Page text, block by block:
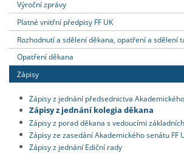
Výroční zprávy
Platné vnitřní předpisy FF UK
Rozhodnutí a sdělení děkana, opatření a sdělení
Opatření děkana
Zápisy
Zápisy z jednání předsednictva
Zápisy z jednání kolegia děkana
Zápisy z porad děkana s vedoucími
Zápisy ze zasedání Akademického senátu FF
Zápisy z jednání Ediční rady